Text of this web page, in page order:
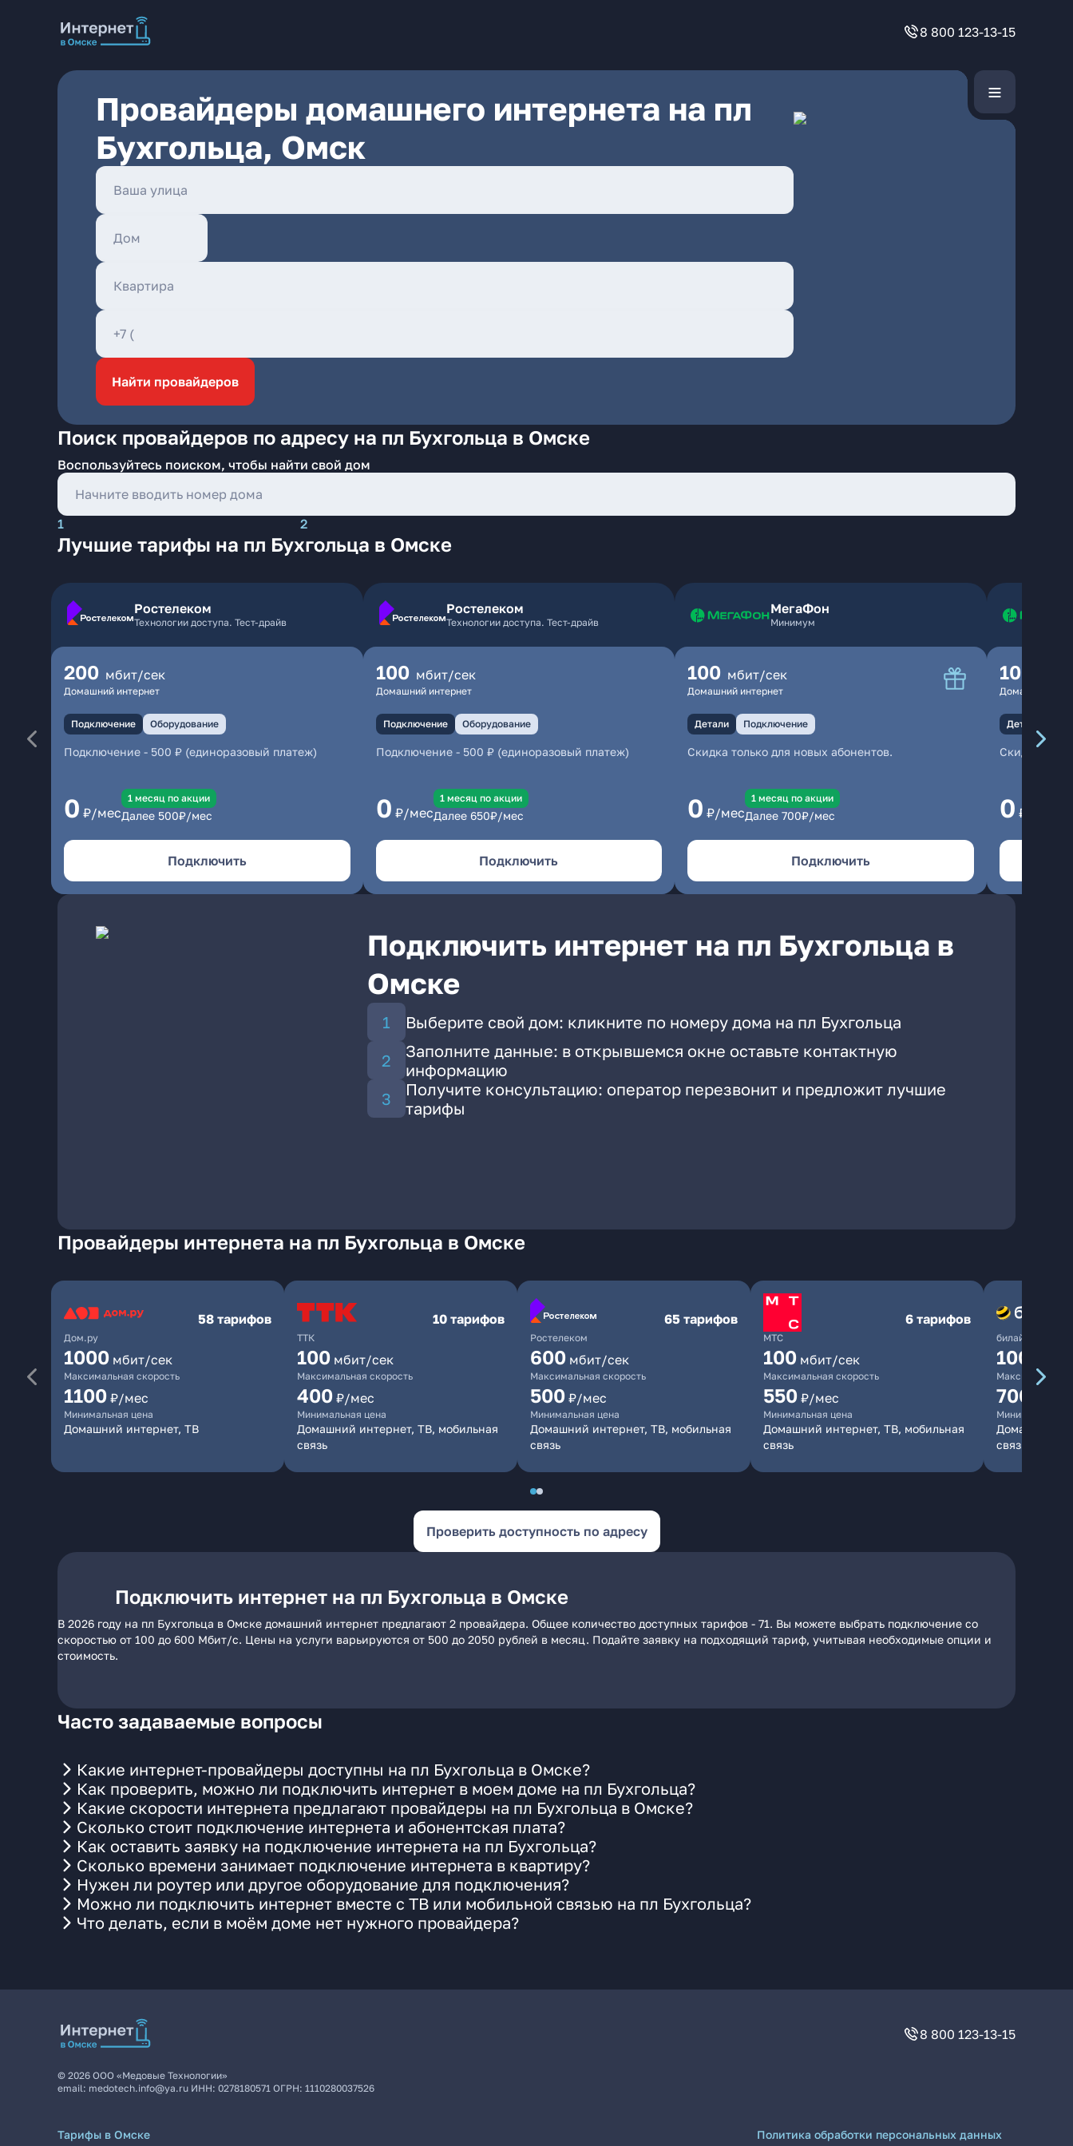
8 800 123-13-15
Провайдеры домашнего интернета на пл
Бухгольца, Омск
Найти провайдеров
Поиск провайдеров по адресу на пл Бухгольца в Омске
Воспользуйтесь поиском, чтобы найти свой дом
1 2
Лучшие тарифы на пл Бухгольца в Омске
Ростелеком
Технологии доступа. Тест-драйв
200 мбит/сек
Домашний интернет
Подключение Оборудование
Подключение - 500 ₽ (единоразовый платеж)
0 ₽/мес
1 месяц по акции
Далее 500₽/мес
Подключить
Ростелеком
Технологии доступа. Тест-драйв
100 мбит/сек
Домашний интернет
Подключение Оборудование
Подключение- 500 ₽ (единоразовый платеж)
0 ₽/мес
1 месяц по акции
Далее 650₽/мес
Подключить
МегаФон
Минимум
100 мбит/сек
Домашний интернет
Детали Подключение
Скидка только для новых абонентов.
0 ₽/мес
1 месяц по акции
Далее 700₽/мес
Подключить
100
Домашний
Детали
Скидка
0 ₽/мес
Подключить интернет на пл Бухгольца в
Омске
Выберите свой дом: кликните по номеру дома на пл Бухгольца
Заполните данные: в открывшемся окне оставьте контактную
информацию
Получите консультацию: оператор перезвонит и предложит лучшие
тарифы
Провайдеры интернета на пл Бухгольца в Омске
Дом.ру
58 тарифов
1000 мбит/сек
Максимальная скорость
1100 ₽/мес
Минимальная цена
Домашний интернет, ТВ
ТТК
10 тарифов
100 мбит/сек
Максимальная скорость
400 ₽/мес
Минимальная цена
Домашний интернет, ТВ, мобильная
связь
Ростелеком
65 тарифов
600 мбит/сек
Максимальная скорость
500 ₽/мес
Минимальная цена
Домашний интернет, ТВ, мобильная
связь
МТС
6 тарифов
100 мбит/сек
Максимальная скорость
550 ₽/мес
Минимальная цена
Домашний интернет, ТВ, мобильная
связь
билайн
1000
Максимальная
700
Минимальная
Домашний
связь
Проверить доступность по адресу
Подключить интернет на пл Бухгольца в Омске
В 2026 году на пл Бухгольца в Омске домашний интернет предлагают 2 провайдера. Общее количество доступных тарифов - 71. Вы можете выбрать подключение со
скоростью от 100 до 600 Мбит/с. Цены на услуги варьируются от 500 до 2050 рублей в месяц. Подайте заявку на подходящий тариф, учитывая необходимые опции и
стоимость.
Часто задаваемые вопросы
Какие интернет-провайдеры доступны на пл Бухгольца в Омске?
Как проверить, можно ли подключить интернет в моем доме на пл Бухгольца?
Какие скорости интернета предлагают провайдеры на пл Бухгольца в Омске?
Сколько стоит подключение интернета и абонентская плата?
Как оставить заявку на подключение интернета на пл Бухгольца?
Сколько времени занимает подключение интернета в квартиру?
Нужен ли роутер или другое оборудование для подключения?
Можно ли подключить интернет вместе с ТВ или мобильной связью на пл Бухгольца?
Что делать, если в моём доме нет нужного провайдера?
8 800 123-13-15
© 2026 ООО «Медовые Технологии»
email: medotech.info@ya.ru ИНН: 0278180571 ОГРН: 1110280037526
Тарифы в Омске
Политика обработки персональных данных